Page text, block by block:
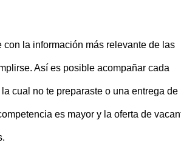
la información más relevante de las
Así es posible acompañar cada
cual no te preparaste o una entrega de
es mayor y la oferta de